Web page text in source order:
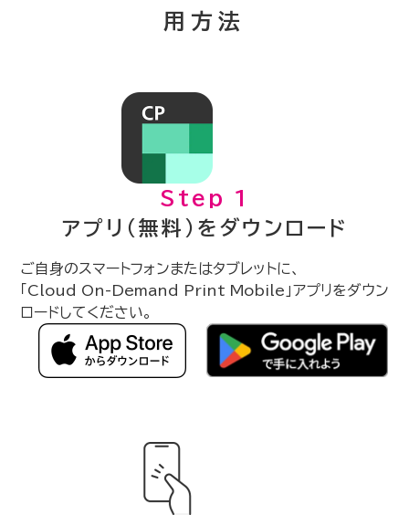
用方法
Step 1
アプリ（無料）をダウンロード
ご自身のスマートフォンまたはタブレットに、
「Cloud On-Demand Print Mobile」アプリをダウン
ロードしてください。